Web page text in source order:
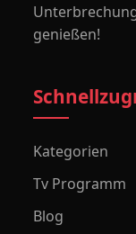
genießen!
Kategorien
Tv Programm
Blog